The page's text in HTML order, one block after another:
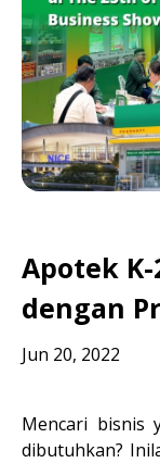
Apotek K-
dengan
Jun 20, 2022
Mencari bisnis
dibutuhkan?